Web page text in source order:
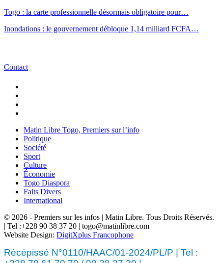
Togo : la carte professionnelle désormais obligatoire pour…
Inondations : le gouvernement débloque 1,14 milliard FCFA…
Contact
Matin Libre Togo, Premiers sur l’info
Politique
Société
Sport
Culture
Économie
Togo Diaspora
Faits Divers
International
© 2026 - Premiers sur les infos | Matin Libre. Tous Droits Réservés.
| Tel :+228 90 38 37 20 | togo@matinlibre.com
Website Design: DigitXplus Francophone
Récépissé N°0110/HAAC/01-2024/PL/P | Tel :